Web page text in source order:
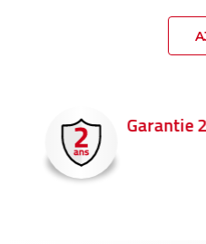
Livraison en
Commandez
pour être livré